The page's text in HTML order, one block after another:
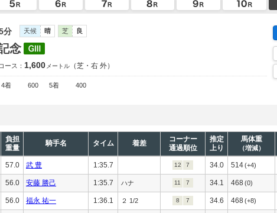
分 天候 晴 芝 良
念
コース： 1,600 メートル （芝・右 外）
4着 600 5着
400
負担
重量
騎手名 タイム 着差
コーナー
通過順位
推定
上り
馬体重
（増減）
57.0 武 豊 1:35.7 12 7 34.0 514(+4)
56.0 安藤 勝己 1:35.7 ハナ 11 7 34.1 468 (0)
56.0 福永 祐一 1:36.1 ２ 1/2 8 7 34.6 468(+8)